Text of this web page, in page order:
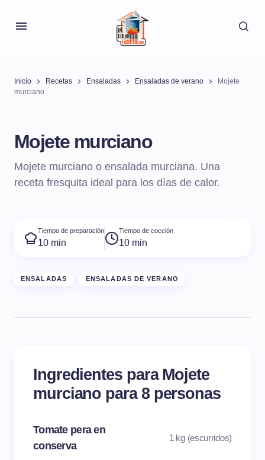
Inicio Recetas Ensaladas Ensaladas de verano
Mojete
murciano
Mojete murciano
Mojete murciano o ensalada murciana. Una
receta fresquita ideal para los días de calor.
Tiempo de preparación
10 min
Tiempo de cocción
10 min
ENSALADAS ENSALADAS DE VERANO
Ingredientes para Mojete
murciano para 8 personas
Tomate pera en
conserva
1 kg (escurridos)